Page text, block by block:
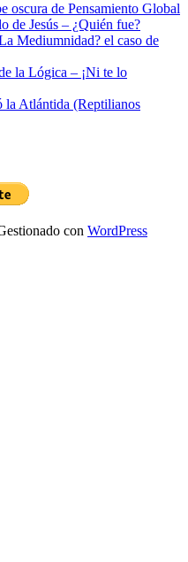
de Pensamiento Global
de Jesús – ¿Quién fue?
Mediumnidad? el caso de
la Lógica – ¡Ni te lo
la Atlántida (Reptilianos
con WordPress